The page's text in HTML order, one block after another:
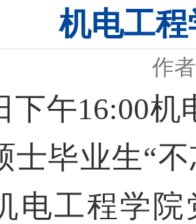
机电工
作
下午16:00
士毕业生“
电工程学